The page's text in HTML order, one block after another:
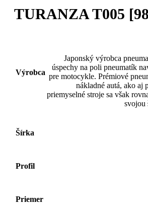
TURANZA T005
Výrobca
Japonský výrobca
úspechy na poli pneumatík
pre motocykle. Prémiové
nákladné autá, ako aj
priemyselné stroje sa však
svojou
Šírka
Profil
Priemer